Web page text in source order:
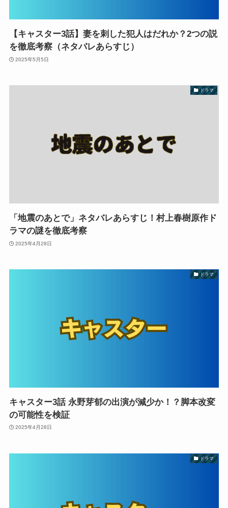
【キャスター3話】妻を刺した犯人はだれか？2つの説
を徹底考察（ネタバレあらすじ）
2025年5月5日
ドラマ
「地震のあとで」ネタバレあらすじ！村上春樹原作ド
ラマの謎を徹底考察
2025年4月28日
ドラマ
キャスター3話 永野芽郁の出演が減少か！？脚本改変
の可能性を検証
2025年4月28日
ドラマ